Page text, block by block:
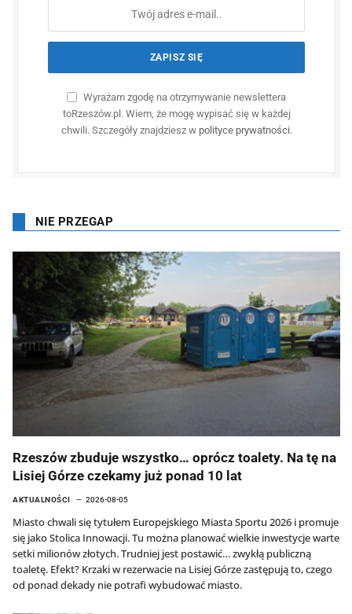
Wyrażam zgodę na otrzymywanie newslettera
toRzeszów.pl. Wiem, że mogę wypisać się w każdej
chwili. Szczegóły znajdziesz w polityce prywatności.
NIE PRZEGAP
Rzeszów zbuduje wszystko… oprócz toalety. Na tę na
Lisiej Górze czekamy już ponad 10 lat
AKTUALNOŚCI 2026-08-05
Miasto chwali się tytułem Europejskiego Miasta Sportu 2026 i promuje
się jako Stolica Innowacji. Tu można planować wielkie inwestycje warte
setki milionów złotych. Trudniej jest postawić… zwykłą publiczną
toaletę. Efekt? Krzaki w rezerwacie na Lisiej Górze zastępują to, czego
od ponad dekady nie potrafi wybudować miasto.